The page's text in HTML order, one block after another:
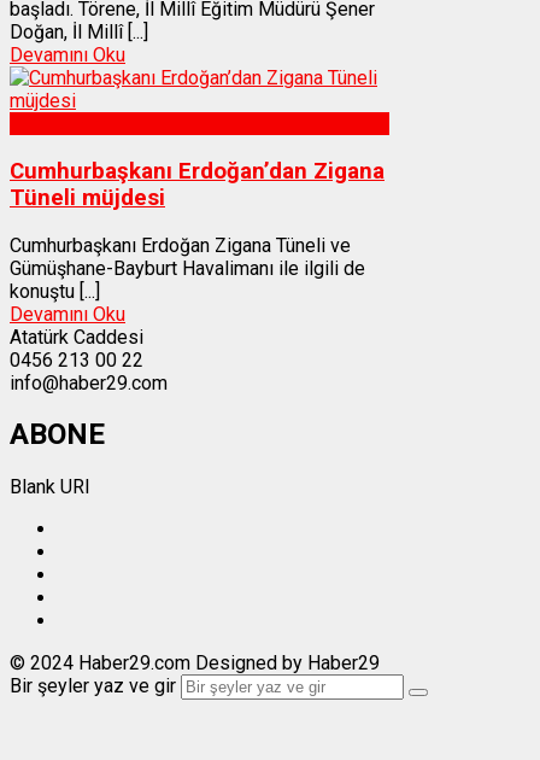
başladı. Törene, İl Millî Eğitim Müdürü Şener
Doğan, İl Millî [...]
Devamını Oku
Cumhurbaşkanı Erdoğan’dan Zigana
Tüneli müjdesi
Cumhurbaşkanı Erdoğan Zigana Tüneli ve
Gümüşhane-Bayburt Havalimanı ile ilgili de
konuştu [...]
Devamını Oku
Atatürk Caddesi
0456 213 00 22
info@haber29.com
ABONE
Blank URI
© 2024 Haber29.com Designed by Haber29
Bir şeyler yaz ve gir